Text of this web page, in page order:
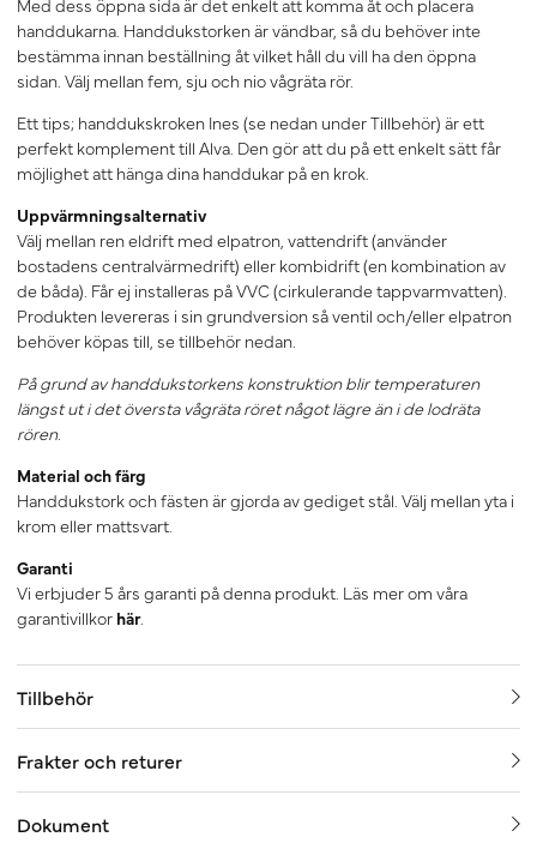
Med dess öppna sida är det enkelt att komma åt och placera
handdukarna. Handdukstorken är vändbar, så du behöver inte
bestämma innan beställning åt vilket håll du vill ha den öppna
sidan. Välj mellan fem, sju och nio vågräta rör.
Ett tips; handdukskroken Ines (se nedan under Tillbehör) är ett
perfekt komplement till Alva. Den gör att du på ett enkelt sätt får
möjlighet att hänga dina handdukar på en krok.
Uppvärmningsalternativ
Välj mellan ren eldrift med elpatron, vattendrift (använder
bostadens centralvärmedrift) eller kombidrift (en kombination av
de båda). Får ej installeras på VVC (cirkulerande tappvarmvatten).
Produkten levereras i sin grundversion så ventil och/eller elpatron
behöver köpas till, se tillbehör nedan.
På grund av handdukstorkens konstruktion blir temperaturen
längst ut i det översta vågräta röret något lägre än i de lodräta
rören.
Material och färg
Handdukstork och fästen är gjorda av gediget stål. Välj mellan yta i
krom eller mattsvart.
Garanti
Vi erbjuder 5 års garanti på denna produkt. Läs mer om våra
garantivillkor här.
Tillbehör
Frakter och returer
Dokument